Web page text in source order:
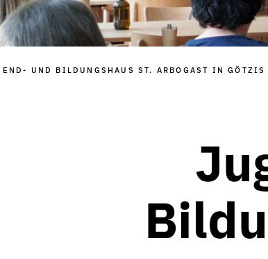
UND BILDUNGSHAUS ST. ARBOGAST IN